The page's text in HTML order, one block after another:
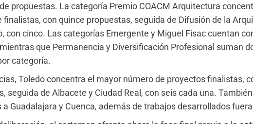
propuestas. La categoría Premio COACM Arquitectura
finalistas, con quince propuestas, seguida de Difusión de la
con cinco. Las categorías Emergente y Miguel Fisac cuentan
que Permanencia y Diversificación Profesional suman
categoría.
Toledo concentra el mayor número de proyectos finalistas,
seguida de Albacete y Ciudad Real, con seis cada una.
a Guadalajara y Cuenca, además de trabajos desarrollados